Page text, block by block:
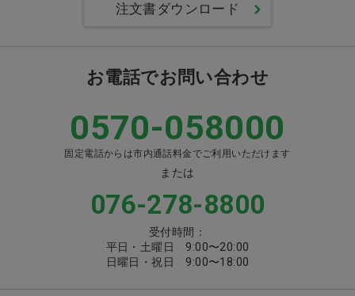
注文書ダウンロード
お電話でお問い合わせ
0570-058000
固定電話からは市内通話料金でご利用いただけます
または
076-278-8800
受付時間：
平日・土曜日 9:00〜20:00
日曜日・祝日 9:00〜18:00